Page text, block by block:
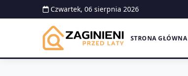
Czwartek, 06 sierpnia 2026
STRONA GŁÓWNA